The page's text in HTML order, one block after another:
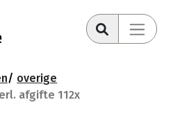
overige
afgifte 112x